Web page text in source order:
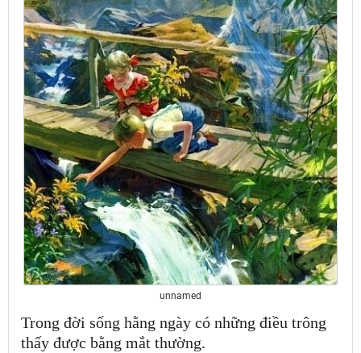
unnamed
Trong đời sống hằng ngày có những điều trông
thấy được bằng mắt thường.